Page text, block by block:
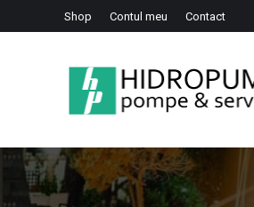
Shop Contul meu Contact